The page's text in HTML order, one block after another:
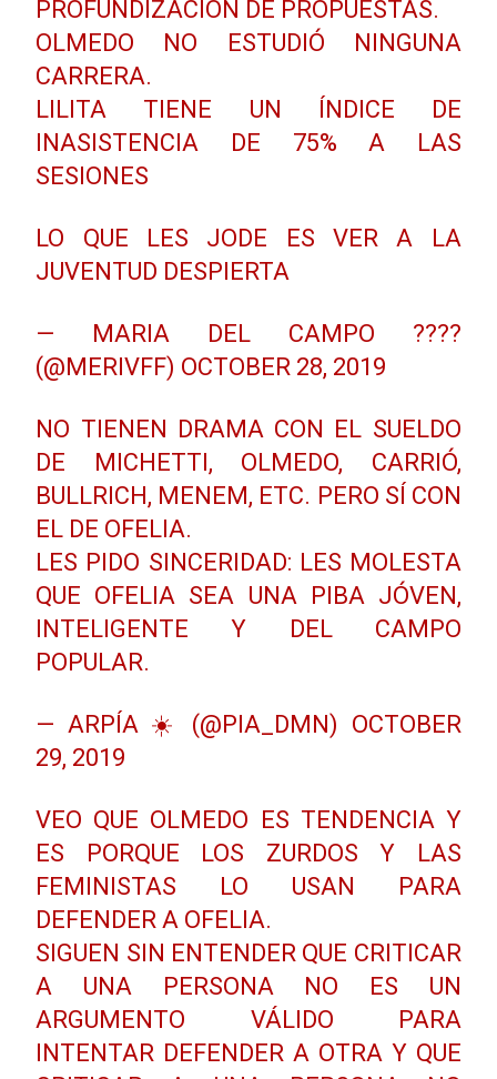
PROFUNDIZACIÓN DE PROPUESTAS.
OLMEDO NO ESTUDIÓ NINGUNA
CARRERA.
LILITA TIENE UN ÍNDICE DE
INASISTENCIA DE 75% A LAS
SESIONES
LO QUE LES JODE ES VER A LA
JUVENTUD DESPIERTA
— MARIA DEL CAMPO ????
(@MERIVFF) OCTOBER 28, 2019
NO TIENEN DRAMA CON EL SUELDO
DE MICHETTI, OLMEDO, CARRIÓ,
BULLRICH, MENEM, ETC. PERO SÍ CON
EL DE OFELIA.
LES PIDO SINCERIDAD: LES MOLESTA
QUE OFELIA SEA UNA PIBA JÓVEN,
INTELIGENTE Y DEL CAMPO
POPULAR.
— ARPÍA ☀️ (@PIA_DMN) OCTOBER
29, 2019
VEO QUE OLMEDO ES TENDENCIA Y
ES PORQUE LOS ZURDOS Y LAS
FEMINISTAS LO USAN PARA
DEFENDER A OFELIA.
SIGUEN SIN ENTENDER QUE CRITICAR
A UNA PERSONA NO ES UN
ARGUMENTO VÁLIDO PARA
INTENTAR DEFENDER A OTRA Y QUE